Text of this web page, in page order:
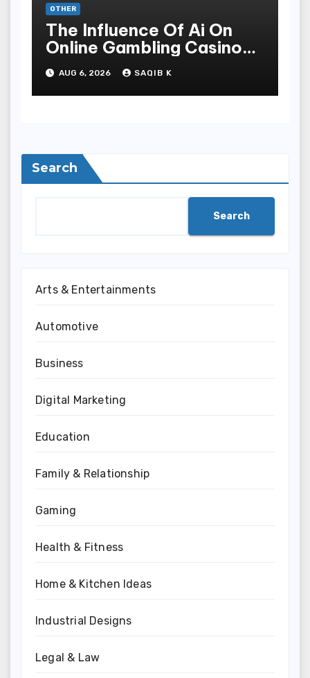
OTHER
The Influence Of Ai On
Online Gambling Casino
Experiences
AUG 6, 2026 SAQIB K
Search
Search
Arts & Entertainments
Automotive
Business
Digital Marketing
Education
Family & Relationship
Gaming
Health & Fitness
Home & Kitchen Ideas
Industrial Designs
Legal & Law